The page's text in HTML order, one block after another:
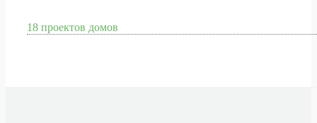
18 проектов домов